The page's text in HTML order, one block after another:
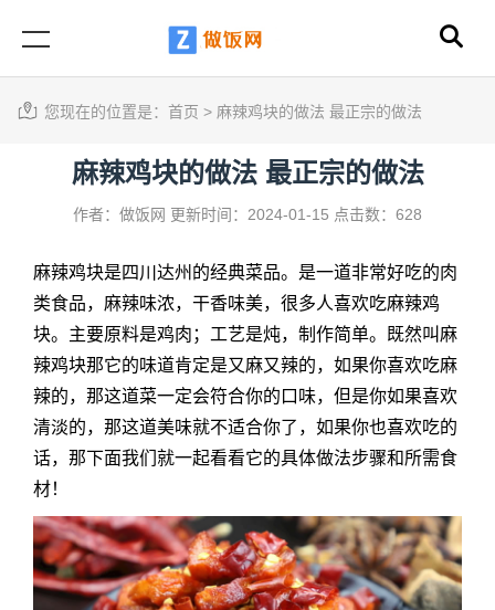
您现在的位置是： 首页 > 麻辣鸡块的做法 最正宗的做法
麻辣鸡块的做法 最正宗的做法
作者：做饭网 更新时间：2024-01-15 点击数：628
麻辣鸡块是四川达州的经典菜品。是一道非常好吃的肉
类食品，麻辣味浓，干香味美，很多人喜欢吃麻辣鸡
块。主要原料是鸡肉；工艺是炖，制作简单。既然叫麻
辣鸡块那它的味道肯定是又麻又辣的，如果你喜欢吃麻
辣的，那这道菜一定会符合你的口味，但是你如果喜欢
清淡的，那这道美味就不适合你了，如果你也喜欢吃的
话，那下面我们就一起看看它的具体做法步骤和所需食
材！